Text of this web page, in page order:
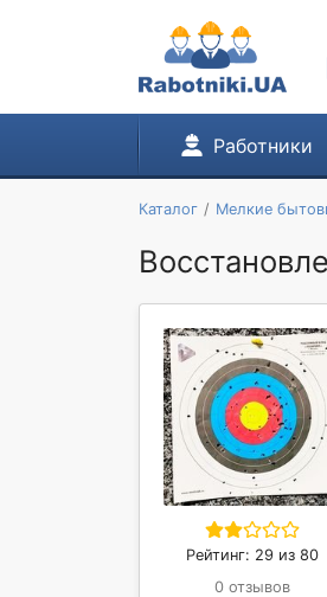
Работники
Каталог Мелкие
Рейтинг: 29 из 80
0 отзывов